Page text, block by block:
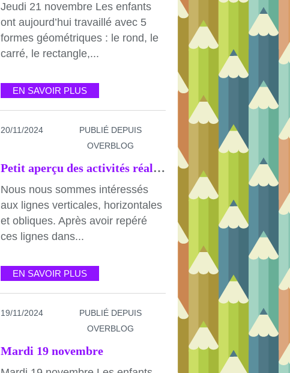
Jeudi 21 novembre Les enfants
ont aujourd’hui travaillé avec 5
formes géométriques : le rond, le
carré, le rectangle,...
EN SAVOIR PLUS
20/11/2024
PUBLIÉ DEPUIS
OVERBLOG
Petit aperçu des activités réalisées depuis la rentrée de novembre
Nous nous sommes intéressés
aux lignes verticales, horizontales
et obliques. Après avoir repéré
ces lignes dans...
EN SAVOIR PLUS
19/11/2024
PUBLIÉ DEPUIS
OVERBLOG
Mardi 19 novembre